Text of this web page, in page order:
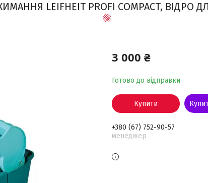
LEIFHEIT PROFI COMPACT,
3 000 ₴
Готово до відправки
Купити
+380 (67) 752-90-57
менеджер